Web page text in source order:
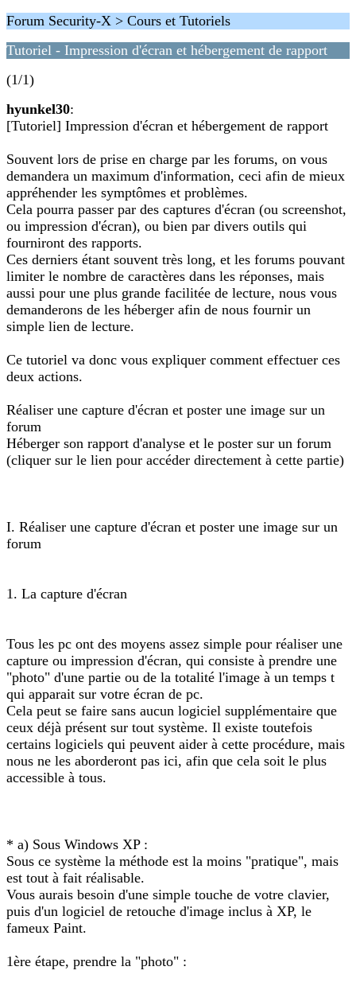
Forum Security-X > Cours et Tutoriels
Tutoriel - Impression d'écran et hébergement de rapport
(1/1)
hyunkel30:
[Tutoriel] Impression d'écran et hébergement de rapport
Souvent lors de prise en charge par les forums, on vous
demandera un maximum d'information, ceci afin de mieux
appréhender les symptômes et problèmes.
Cela pourra passer par des captures d'écran (ou screenshot,
ou impression d'écran), ou bien par divers outils qui
fourniront des rapports.
Ces derniers étant souvent très long, et les forums pouvant
limiter le nombre de caractères dans les réponses, mais
aussi pour une plus grande facilitée de lecture, nous vous
demanderons de les héberger afin de nous fournir un
simple lien de lecture.
Ce tutoriel va donc vous expliquer comment effectuer ces
deux actions.
Réaliser une capture d'écran et poster une image sur un
forum
Héberger son rapport d'analyse et le poster sur un forum
(cliquer sur le lien pour accéder directement à cette partie)
I. Réaliser une capture d'écran et poster une image sur un
forum
1. La capture d'écran
Tous les pc ont des moyens assez simple pour réaliser une
capture ou impression d'écran, qui consiste à prendre une
"photo" d'une partie ou de la totalité l'image à un temps t
qui apparait sur votre écran de pc.
Cela peut se faire sans aucun logiciel supplémentaire que
ceux déjà présent sur tout système. Il existe toutefois
certains logiciels qui peuvent aider à cette procédure, mais
nous ne les aborderont pas ici, afin que cela soit le plus
accessible à tous.
* a) Sous Windows XP :
Sous ce système la méthode est la moins "pratique", mais
est tout à fait réalisable.
Vous aurais besoin d'une simple touche de votre clavier,
puis d'un logiciel de retouche d'image inclus à XP, le
fameux Paint.
1ère étape, prendre la "photo" :